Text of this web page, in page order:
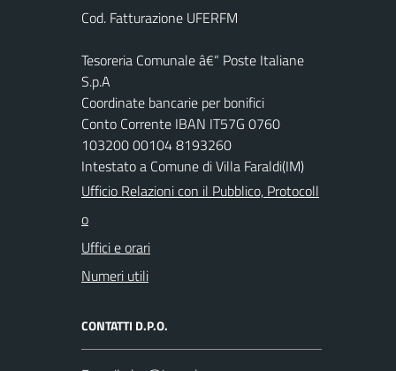
Cod. Fatturazione UFERFM
Tesoreria Comunale â€“ Poste Italiane
S.p.A
Coordinate bancarie per bonifici
Conto Corrente IBAN IT57G 0760
103200 00104 8193260
Intestato a Comune di Villa Faraldi(IM)
Ufficio Relazioni con il Pubblico, Protocoll
o
Uffici e orari
Numeri utili
CONTATTI D.P.O.